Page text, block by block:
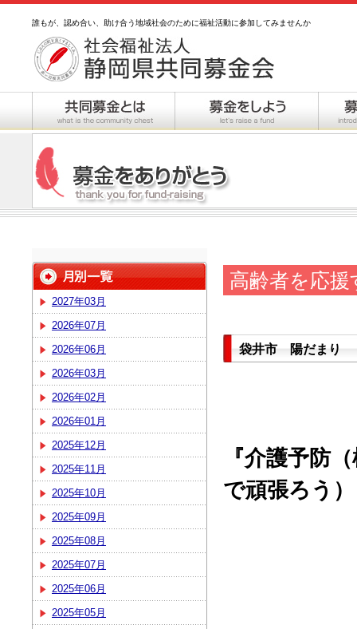
誰もが、認め合い、助け合う地域社会のために福祉活動に参加してみませんか
2027年03月
2026年07月
2026年06月
2026年03月
2026年02月
2026年01月
2025年12月
2025年11月
2025年10月
2025年09月
2025年08月
2025年07月
2025年06月
2025年05月
高齢者を応
袋井市 陽だまり
『介護予防
で頑張ろう